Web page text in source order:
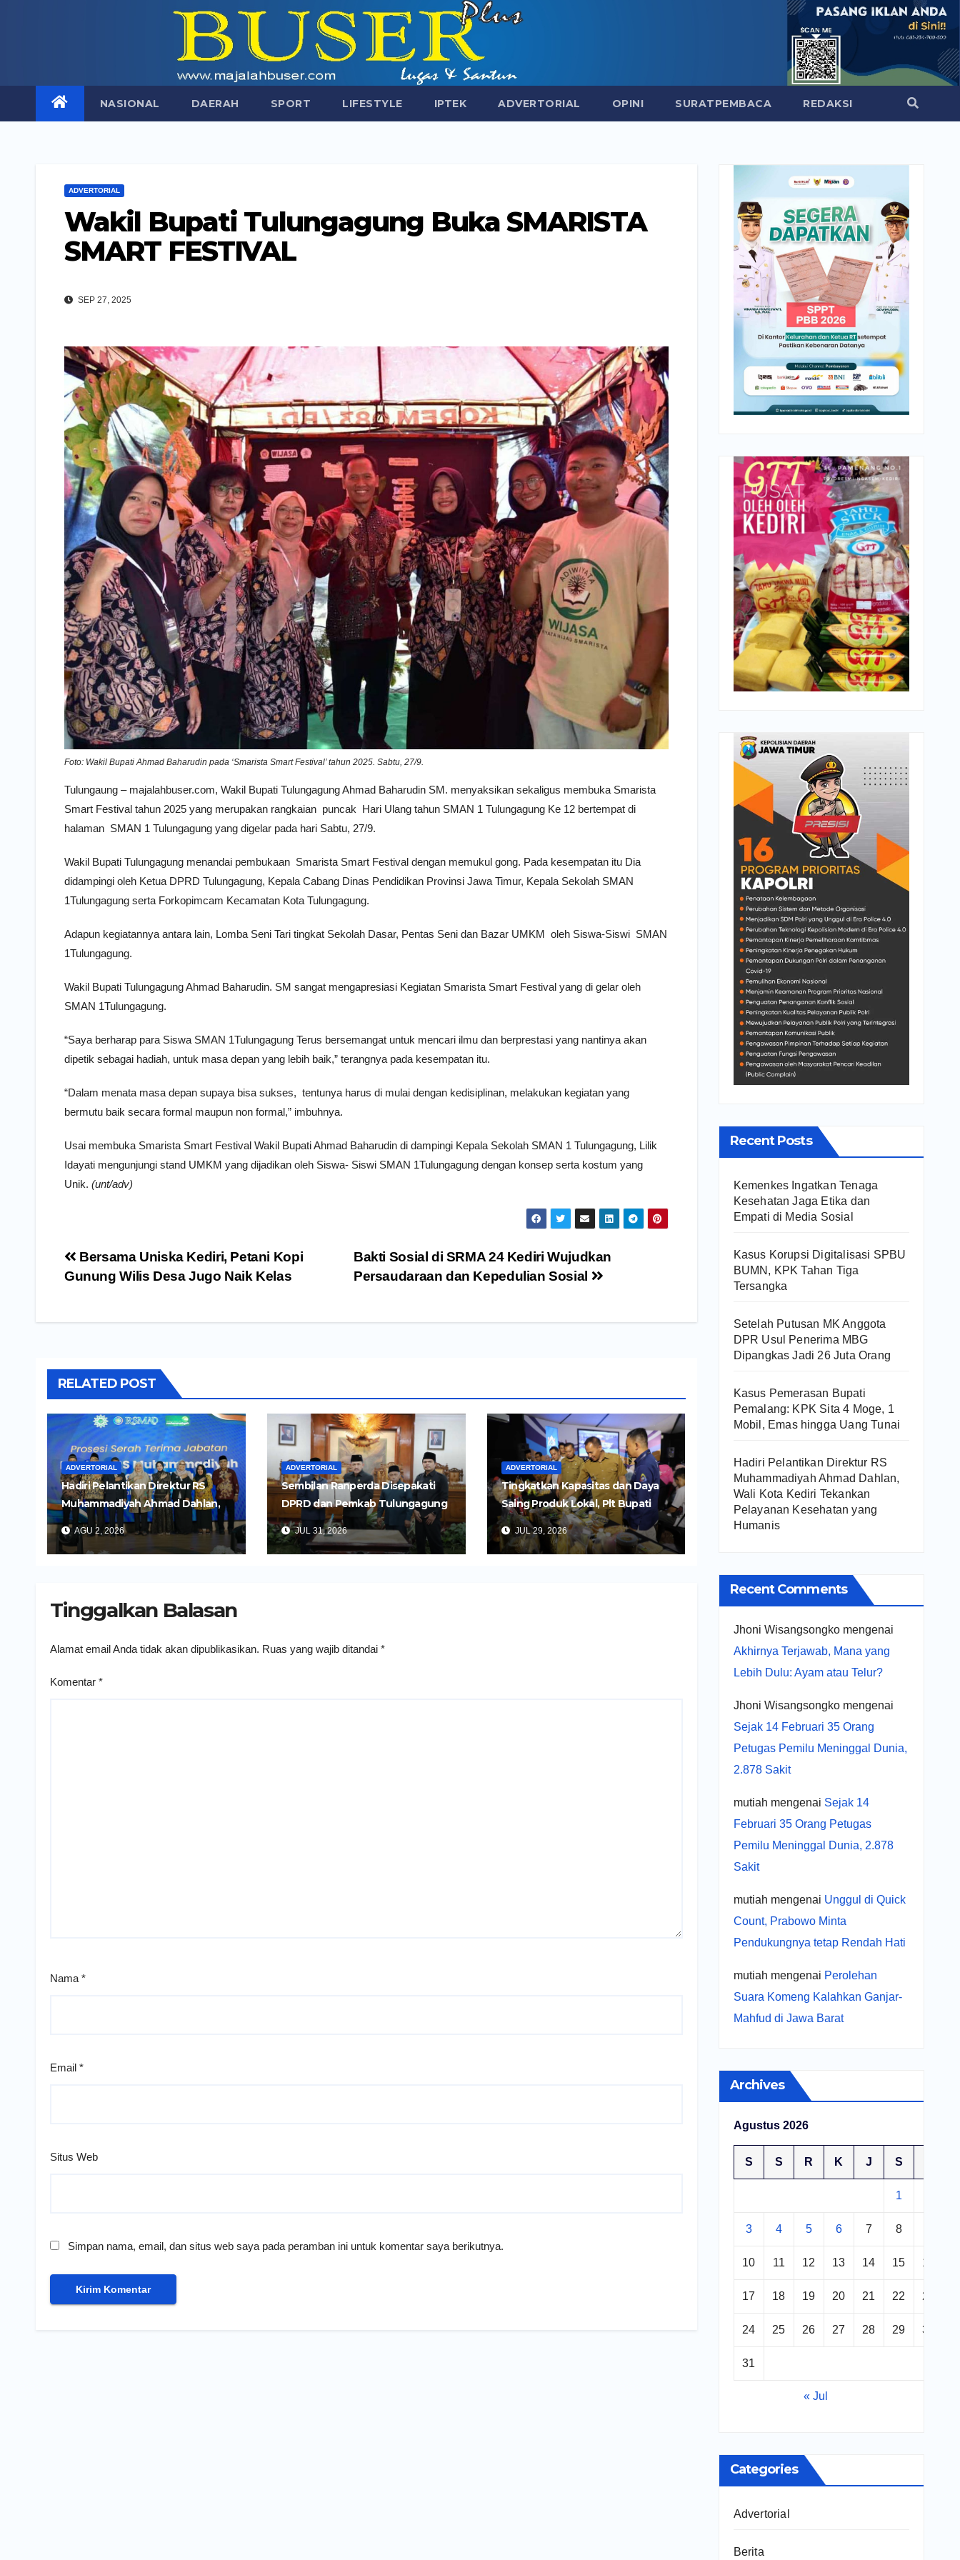
NASIONAL DAERAH SPORT LIFESTYLE IPTEK ADVERTORIAL OPINI SURATPEMBACA REDAKSI
ADVERTORIAL
Wakil Bupati Tulungagung Buka SMARISTA
SMART FESTIVAL
SEP 27, 2025
Foto: Wakil Bupati Ahmad Baharudin pada ‘Smarista Smart Festival’ tahun 2025. Sabtu, 27/9.
Tulungaung – majalahbuser.com, Wakil Bupati Tulungagung Ahmad Baharudin SM. menyaksikan sekaligus membuka Smarista
Smart Festival tahun 2025 yang merupakan rangkaian puncak Hari Ulang tahun SMAN 1 Tulungagung Ke 12 bertempat di
halaman SMAN 1 Tulungagung yang digelar pada hari Sabtu, 27/9.
Wakil Bupati Tulungagung menandai pembukaan Smarista Smart Festival dengan memukul gong. Pada kesempatan itu Dia
didampingi oleh Ketua DPRD Tulungagung, Kepala Cabang Dinas Pendidikan Provinsi Jawa Timur, Kepala Sekolah SMAN
1Tulungagung serta Forkopimcam Kecamatan Kota Tulungagung.
Adapun kegiatannya antara lain, Lomba Seni Tari tingkat Sekolah Dasar, Pentas Seni dan Bazar UMKM oleh Siswa-Siswi SMAN
1Tulungagung.
Wakil Bupati Tulungagung Ahmad Baharudin. SM sangat mengapresiasi Kegiatan Smarista Smart Festival yang di gelar oleh
SMAN 1Tulungagung.
“Saya berharap para Siswa SMAN 1Tulungagung Terus bersemangat untuk mencari ilmu dan berprestasi yang nantinya akan
dipetik sebagai hadiah, untuk masa depan yang lebih baik,” terangnya pada kesempatan itu.
“Dalam menata masa depan supaya bisa sukses, tentunya harus di mulai dengan kedisiplinan, melakukan kegiatan yang
bermutu baik secara formal maupun non formal,” imbuhnya.
Usai membuka Smarista Smart Festival Wakil Bupati Ahmad Baharudin di dampingi Kepala Sekolah SMAN 1 Tulungagung, Lilik
Idayati mengunjungi stand UMKM yang dijadikan oleh Siswa- Siswi SMAN 1Tulungagung dengan konsep serta kostum yang
Unik. (unt/adv)
Navigasi
pos
Bakti Sosial di SRMA 24 Kediri Wujudkan
Persaudaraan dan Kepedulian Sosial
Bersama Uniska Kediri, Petani Kopi
Gunung Wilis Desa Jugo Naik Kelas
RELATED POST
ADVERTORIAL
Hadiri Pelantikan Direktur RS
Muhammadiyah Ahmad Dahlan,
Wali Kota Kediri Tekankan
Pelayanan Kesehatan yang
Humanis
AGU 2, 2026
ADVERTORIAL
Sembilan Ranperda Disepakati
DPRD dan Pemkab Tulungagung
Untuk Perkuat Pembangunan
Daerah
JUL 31, 2026
ADVERTORIAL
Tingkatkan Kapasitas dan Daya
Saing Produk Lokal, Plt Bupati
Tulungagung Buka Seminar
Impor dan Ekspor Produk UMKM
JUL 29, 2026
Tinggalkan Balasan
Alamat email Anda tidak akan dipublikasikan. Ruas yang wajib ditandai *
Komentar *
Nama*
Email *
Situs Web
Simpan nama, email, dan situs web saya pada peramban ini untuk komentar saya berikutnya.
Recent Posts
Kemenkes Ingatkan Tenaga
Kesehatan Jaga Etika dan
Empati di Media Sosial
Kasus Korupsi Digitalisasi SPBU
BUMN, KPK Tahan Tiga
Tersangka
Setelah Putusan MK Anggota
DPR Usul Penerima MBG
Dipangkas Jadi 26 Juta Orang
Kasus Pemerasan Bupati
Pemalang: KPK Sita 4 Moge, 1
Mobil, Emas hingga Uang Tunai
Hadiri Pelantikan Direktur RS
Muhammadiyah Ahmad Dahlan,
Wali Kota Kediri Tekankan
Pelayanan Kesehatan yang
Humanis
Recent Comments
Jhoni Wisangsongkomengenai
Akhirnya Terjawab, Mana yang
Lebih Dulu: Ayam atau Telur?
Jhoni Wisangsongkomengenai
Sejak 14 Februari 35 Orang
Petugas Pemilu Meninggal Dunia,
2.878 Sakit
mutiah mengenai Sejak 14
Februari 35 Orang Petugas
Pemilu Meninggal Dunia, 2.878
Sakit
mutiah mengenai Unggul di Quick
Count, Prabowo Minta
Pendukungnya tetap Rendah Hati
mutiah mengenai Perolehan
Suara Komeng Kalahkan Ganjar-
Mahfud di Jawa Barat
Archives
Agustus 2026
S S R K J S
1
3 4 5 6 7 8
10 11 12 13 14 15 16
17 18 19 20 21 22 23
24 25 26 27 28 29 30
31
« Jul
Categories
Advertorial
Berita